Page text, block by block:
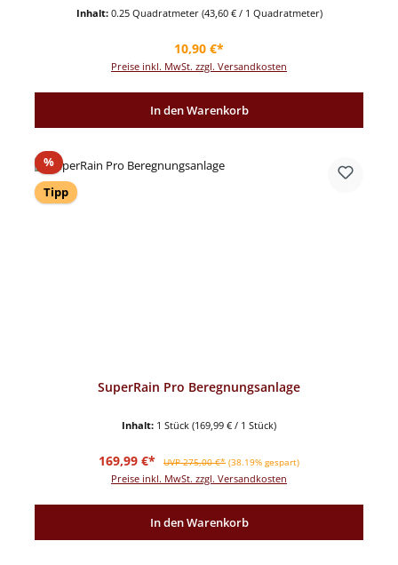
Inhalt: 0.25 Quadratmeter (43,60 € / 1 Quadratmeter)
Regulärer Preis:
10,90 €*
Preise inkl. MwSt. zzgl. Versandkosten
In den Warenkorb
%Rabatt
Tipp
SuperRain Pro Beregnungsanlage
Inhalt: 1 Stück (169,99 € / 1 Stück)
Verkaufspreis:
169,99 €* Regulärer Preis:
UVP 275,00 €* (38.19% gespart)
Preise inkl. MwSt. zzgl. Versandkosten
In den Warenkorb